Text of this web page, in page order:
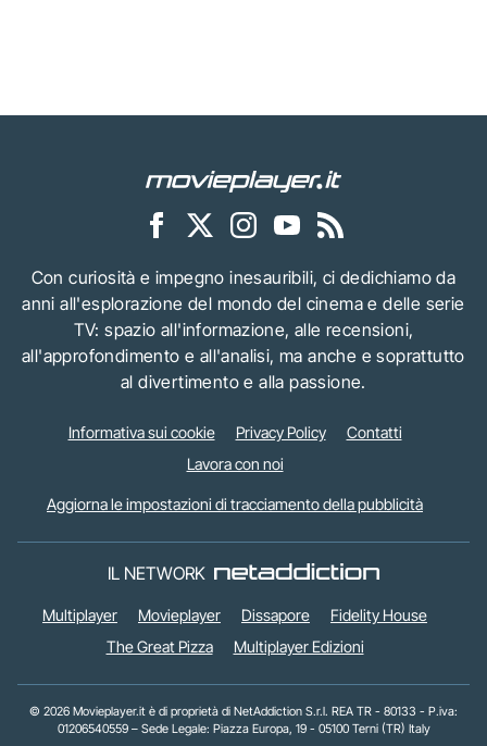
Con curiosità e impegno inesauribili, ci dedichiamo da
anni all'esplorazione del mondo del cinema e delle serie
TV: spazio all'informazione, alle recensioni,
all'approfondimento e all'analisi, ma anche e soprattutto
al divertimento e alla passione.
Informativa sui cookie Privacy Policy
Contatti
Lavora con noi
Aggiorna le impostazioni di tracciamento della pubblicità
IL NETWORK
Multiplayer Movieplayer Dissapore
Fidelity House
The Great Pizza
Multiplayer Edizioni
© 2026 Movieplayer.it è di proprietà di NetAddiction S.r.l. REA TR - 80133 - P.iva:
01206540559 – Sede Legale: Piazza Europa, 19 - 05100 Terni (TR) Italy